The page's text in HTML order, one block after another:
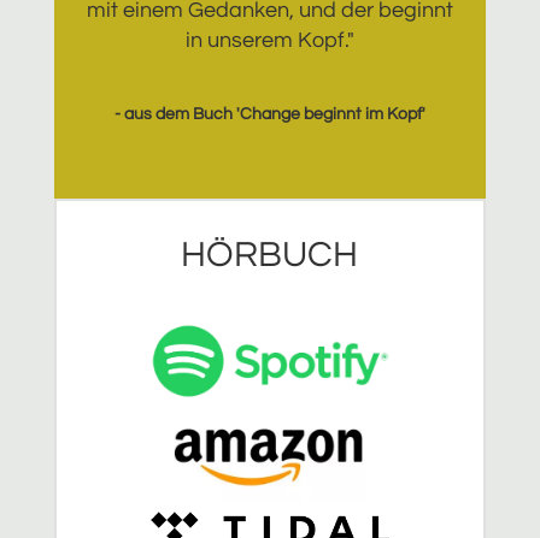
mit einem Gedanken, und der beginnt
in unserem Kopf."
- aus dem Buch 'Change beginnt im Kopf'
HÖRBUCH